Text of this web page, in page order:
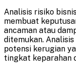
Analisis risiko
membuat
ancaman atau
ditemukan.
potensi kerugian
tingkat keparahan